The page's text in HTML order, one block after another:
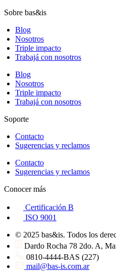
Sobre bas&is
Blog
Nosotros
Triple impacto
Trabajá con nosotros
Blog
Nosotros
Triple impacto
Trabajá con nosotros
Soporte
Contacto
Sugerencias y reclamos
Contacto
Sugerencias y reclamos
Conocer más
Certificación B
ISO 9001
© 2025 bas&is. Todos los
Dardo Rocha 78 2do. A,
0810-4444-BAS (227)
mail@bas-is.com.ar